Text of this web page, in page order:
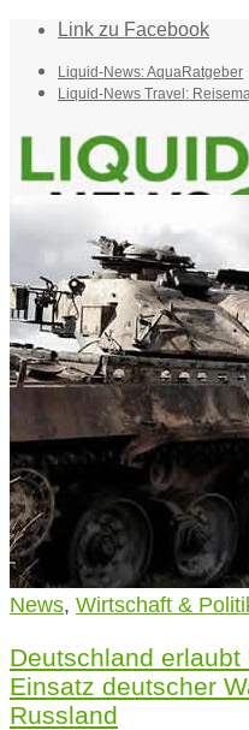
Link zu Facebook
Liquid-News: AquaRatgeber
Liquid-News Travel:
Home
Suche
Menü
News, Wirtschaft &
Deutschland erlaubt
Einsatz deutscher
Russland